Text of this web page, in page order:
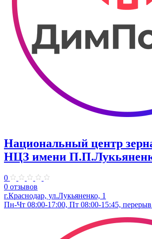
Национальный центр
НЦЗ имени
0
0 отзывов
г.Краснодар, ул.Лукьяненко, 1
Пн-Чт 08:00-17:00, Пт 08:00-15:45,